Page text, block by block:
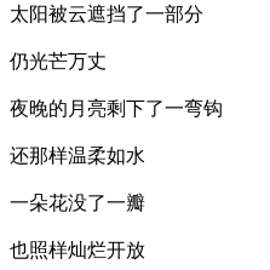
太阳被云遮挡了一部分
仍光芒万丈
夜晚的月亮剩下了一弯钩
还那样温柔如水
一朵花没了一瓣
也照样灿烂开放